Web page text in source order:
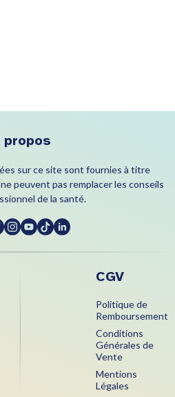
propos
sur ce site sont fournies à titre
peuvent pas remplacer les conseils
de la santé.
CGV
Politique de
Remboursement
Conditions
Générales de
Vente
Mentions
Légales